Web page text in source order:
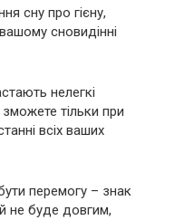
сну про гієну,
сновидінні
нелегкі
тільки при
всіх ваших
перемогу – знак
не буде довгим,